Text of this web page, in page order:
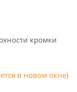
кромки
в новом окне)